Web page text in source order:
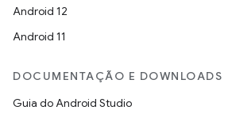
Android 12
Android 11
DOCUMENTAÇÃO E DOWNLOADS
Guia do Android Studio